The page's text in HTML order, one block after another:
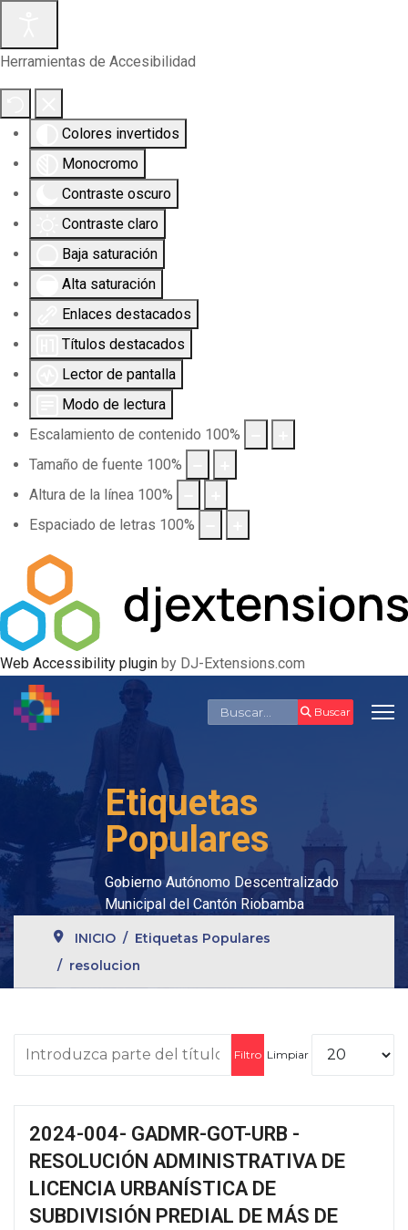
Herramientas de Accesibilidad
Colores invertidos
Monocromo
Contraste oscuro
Contraste claro
Baja saturación
Alta saturación
Enlaces destacados
Títulos destacados
Lector de pantalla
Modo de lectura
Escalamiento de contenido 100%
Tamaño de fuente 100%
Altura de la línea 100%
Espaciado de letras 100%
Web Accessibility plugin by DJ-Extensions.com
Buscar Buscar
Etiquetas
Populares
Gobierno Autónomo Descentralizado
Municipal del Cantón Riobamba
INICIO
Etiquetas Populares
resolucion
Introduzca parte del título
Filtro Limpiar
Cantidad
2024-004- GADMR-GOT-URB -
RESOLUCIÓN ADMINISTRATIVA DE
LICENCIA URBANÍSTICA DE
SUBDIVISIÓN PREDIAL DE MÁS DE